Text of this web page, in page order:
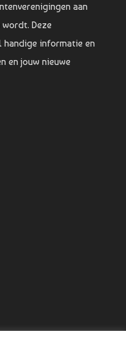
aan
Deze
informatie en
en jouw nieuwe